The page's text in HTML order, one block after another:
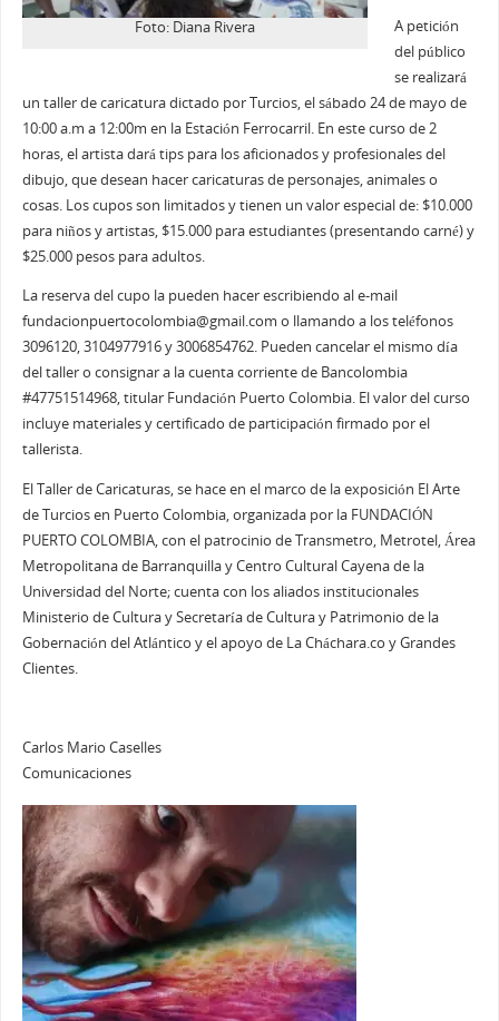
Foto: Diana Rivera
A petición
del público
se realizará
un taller de caricatura dictado por Turcios, el sábado 24 de mayo de
10:00 a.m a 12:00m en la Estación Ferrocarril. En este curso de 2
horas, el artista dará tips para los aficionados y profesionales del
dibujo, que desean hacer caricaturas de personajes, animales o
cosas. Los cupos son limitados y tienen un valor especial de: $10.000
para niños y artistas, $15.000 para estudiantes (presentando carné) y
$25.000 pesos para adultos.
La reserva del cupo la pueden hacer escribiendo al e-mail
fundacionpuertocolombia@gmail.com o llamando a los teléfonos
3096120, 3104977916 y 3006854762. Pueden cancelar el mismo día
del taller o consignar a la cuenta corriente de Bancolombia
#47751514968, titular Fundación Puerto Colombia. El valor del curso
incluye materiales y certificado de participación firmado por el
tallerista.
El Taller de Caricaturas, se hace en el marco de la exposición El Arte
de Turcios en Puerto Colombia, organizada por la FUNDACIÓN
PUERTO COLOMBIA, con el patrocinio de Transmetro, Metrotel, Área
Metropolitana de Barranquilla y Centro Cultural Cayena de la
Universidad del Norte; cuenta con los aliados institucionales
Ministerio de Cultura y Secretaría de Cultura y Patrimonio de la
Gobernación del Atlántico y el apoyo de La Cháchara.co y Grandes
Clientes.
Carlos Mario Caselles
Comunicaciones